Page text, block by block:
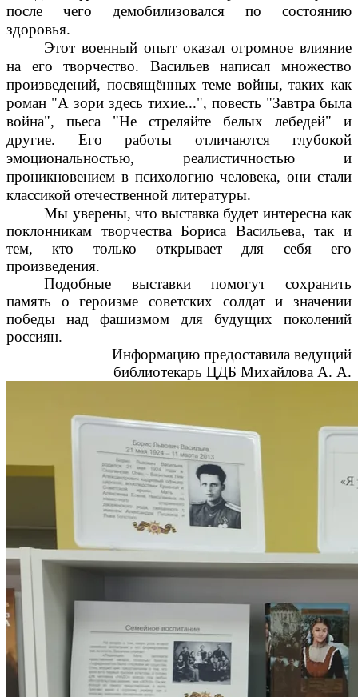
после чего демобилизовался по состоянию
здоровья.
Этот военный опыт оказал огромное влияние
на его творчество. Васильев написал множество
произведений, посвящённых теме войны, таких как
роман "А зори здесь тихие...", повесть "Завтра была
война", пьеса "Не стреляйте белых лебедей" и
другие. Его работы отличаются глубокой
эмоциональностью, реалистичностью и
проникновением в психологию человека, они стали
классикой отечественной литературы.
Мы уверены, что выставка будет интересна как
поклонникам творчества Бориса Васильева, так и
тем, кто только открывает для себя его
произведения.
Подобные выставки помогут сохранить
память о героизме советских солдат и значении
победы над фашизмом для будущих поколений
россиян.
Информацию предоставила ведущий
библиотекарь ЦДБ Михайлова А. А.